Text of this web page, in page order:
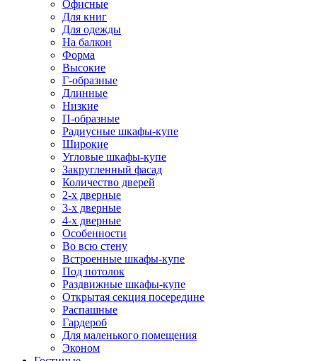
Офисные
Для книг
Для одежды
На балкон
Форма
Высокие
Г-образные
Длинные
Низкие
П-образные
Радиусные шкафы-купе
Широкие
Угловые шкафы-купе
Закругленный фасад
Количество дверей
2-х дверные
3-х дверные
4-х дверные
Особенности
Во всю стену
Встроенные шкафы-купе
Под потолок
Раздвижные шкафы-купе
Открытая секция посередине
Распашные
Гардероб
Для маленького помещения
Эконом